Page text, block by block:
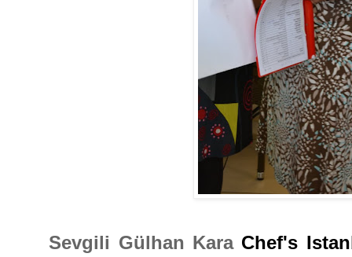
Sevgili Gülhan Kara Chef's